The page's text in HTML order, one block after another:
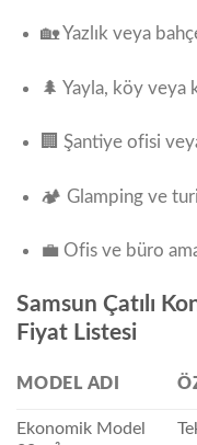
🏡 Yazlık veya
🌲 Yayla, köy veya
🏢 Şantiye ofisi
🏕️ Glamping ve
💼 Ofis ve büro
Samsun Çatılı
Fiyat Listesi
MODEL ADI
Ekonomik Model